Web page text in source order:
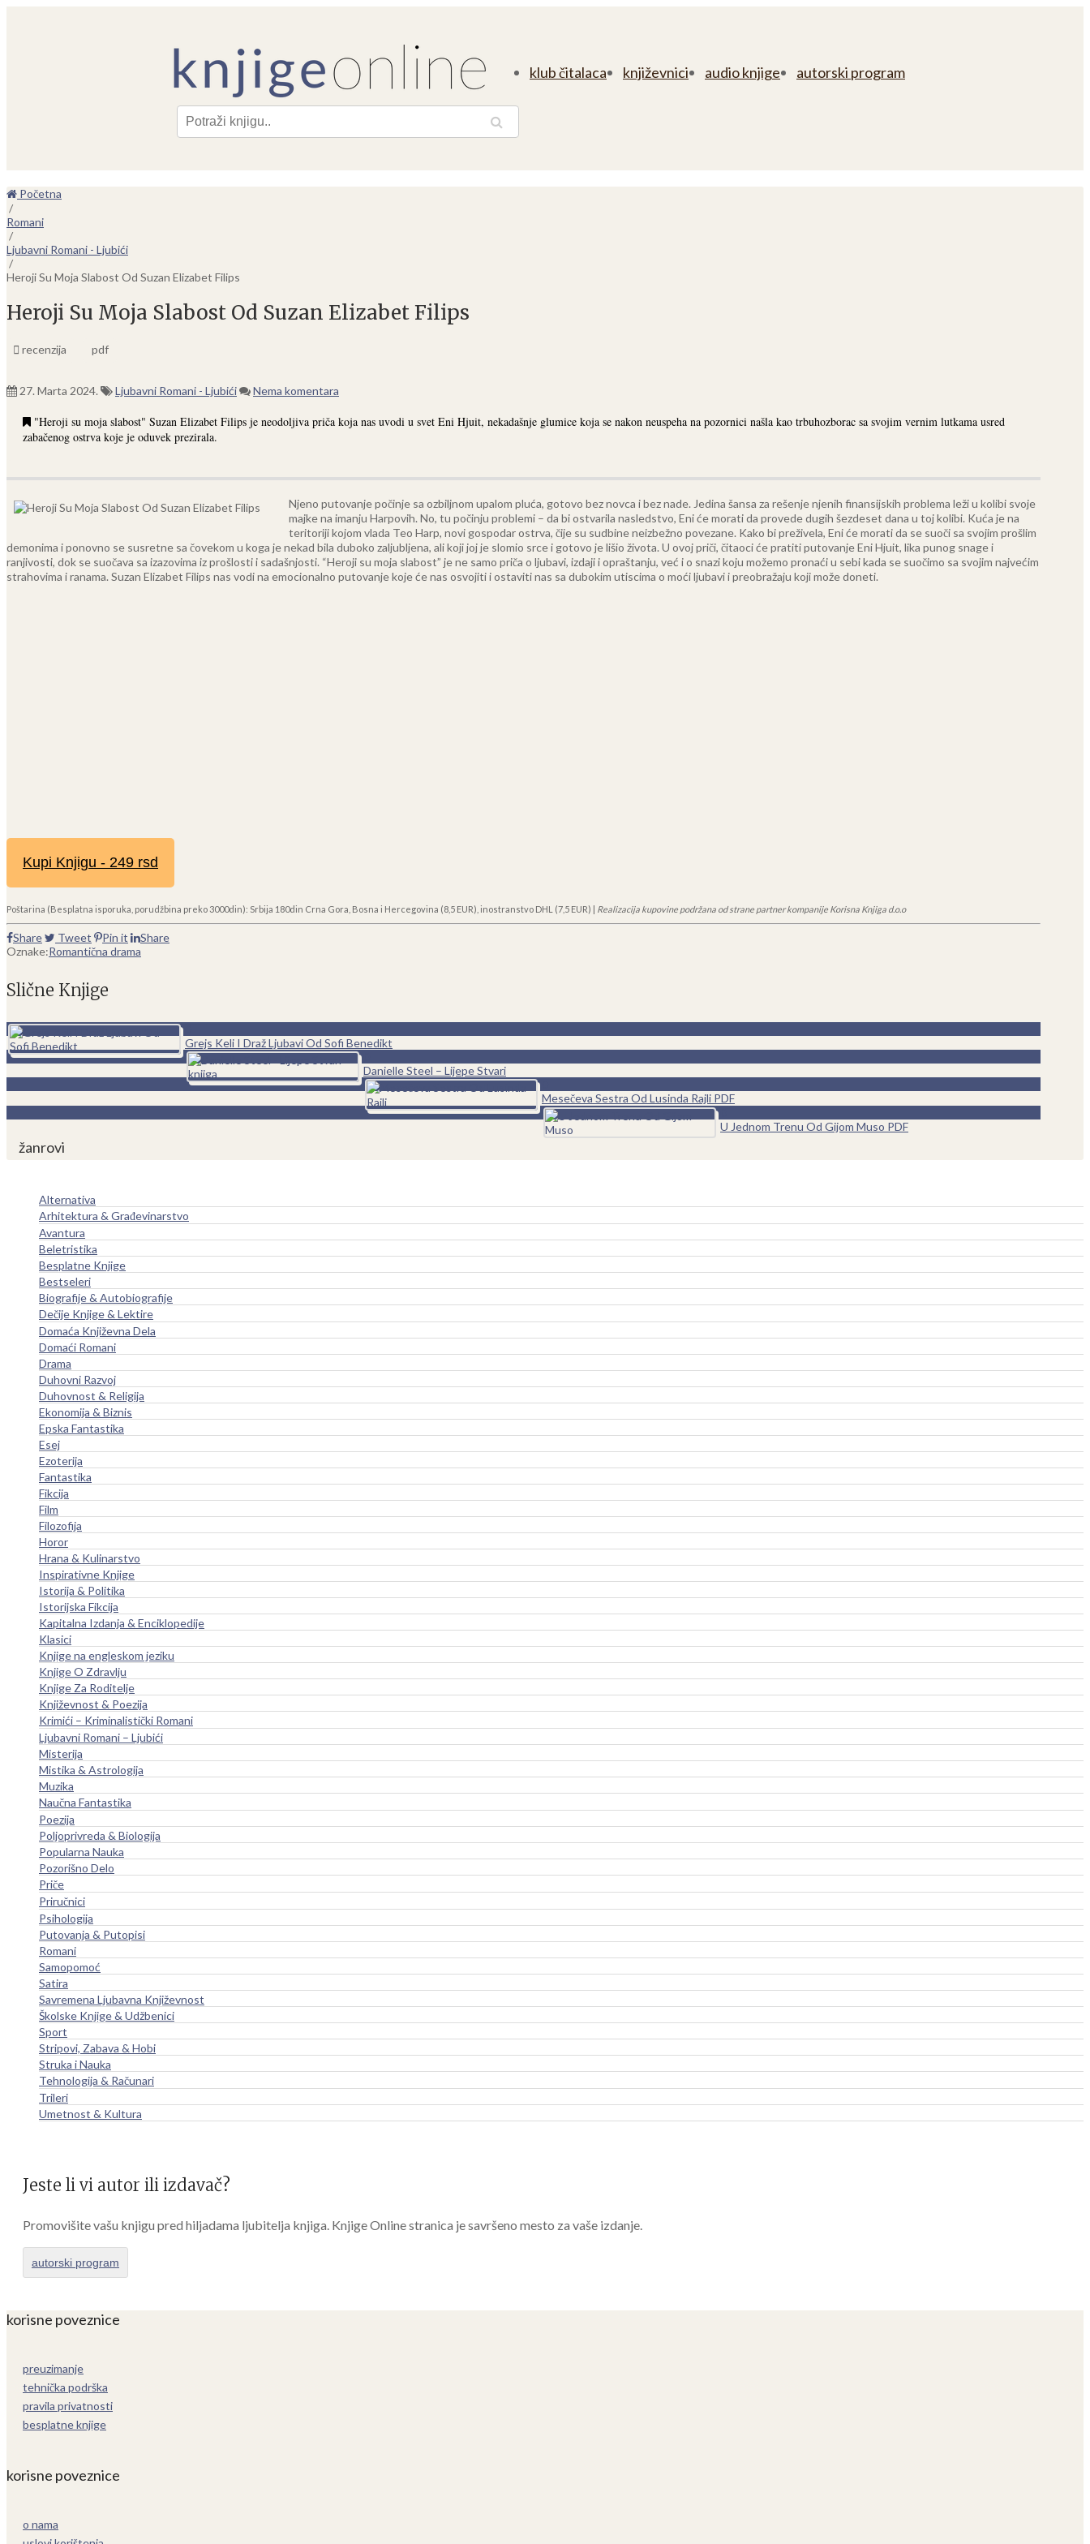
klub čitalaca književnici audio knjige autorski program
Početna
/
Romani
/
Ljubavni Romani - Ljubići
/
Heroji Su Moja Slabost Od Suzan Elizabet Filips
Heroji Su Moja Slabost Od Suzan Elizabet Filips
recenzija pdf
27. Marta 2024. Ljubavni Romani - Ljubići Nema komentara
"Heroji su moja slabost" Suzan Elizabet Filips je neodoljiva priča koja nas uvodi u svet Eni Hjuit, nekadašnje glumice koja se nakon neuspeha na pozornici našla kao trbuhozborac sa svojim vernim lutkama usred
zabačenog ostrva koje je oduvek prezirala.
Njeno putovanje počinje sa ozbiljnom upalom pluća, gotovo bez novca i bez nade. Jedina šansa za rešenje njenih finansijskih problema leži u kolibi svoje
majke na imanju Harpovih. No, tu počinju problemi – da bi ostvarila nasledstvo, Eni će morati da provede dugih šezdeset dana u toj kolibi. Kuća je na
teritoriji kojom vlada Teo Harp, novi gospodar ostrva, čije su sudbine neizbežno povezane. Kako bi preživela, Eni će morati da se suoči sa svojim prošlim
demonima i ponovno se susretne sa čovekom u koga je nekad bila duboko zaljubljena, ali koji joj je slomio srce i gotovo je lišio života. U ovoj priči, čitaoci će pratiti putovanje Eni Hjuit, lika punog snage i
ranjivosti, dok se suočava sa izazovima iz prošlosti i sadašnjosti. “Heroji su moja slabost” je ne samo priča o ljubavi, izdaji i opraštanju, već i o snazi koju možemo pronaći u sebi kada se suočimo sa svojim najvećim
strahovima i ranama. Suzan Elizabet Filips nas vodi na emocionalno putovanje koje će nas osvojiti i ostaviti nas sa dubokim utiscima o moći ljubavi i preobražaju koji može doneti.
Kupi Knjigu - 249 rsd
Poštarina (Besplatna isporuka, porudžbina preko 3000din): Srbija 180din Crna Gora, Bosna i Hercegovina (8,5 EUR), inostranstvo DHL (7,5 EUR) | Realizacija kupovine podržana od strane partner kompanije Korisna Knjiga d.o.o
Share Tweet Pin it
Share
Oznake:Romantična drama
Slične Knjige
Grejs Keli I Draž Ljubavi Od Sofi Benedikt
Danielle Steel – Lijepe Stvari
Mesečeva Sestra Od Lusinda Rajli PDF
U Jednom Trenu Od Gijom Muso PDF
žanrovi
Alternativa
Arhitektura & Građevinarstvo
Avantura
Beletristika
Besplatne Knjige
Bestseleri
Biografije & Autobiografije
Dečije Knjige & Lektire
Domaća Književna Dela
Domaći Romani
Drama
Duhovni Razvoj
Duhovnost & Religija
Ekonomija & Biznis
Epska Fantastika
Esej
Ezoterija
Fantastika
Fikcija
Film
Filozofija
Horor
Hrana & Kulinarstvo
Inspirativne Knjige
Istorija & Politika
Istorijska Fikcija
Kapitalna Izdanja & Enciklopedije
Klasici
Knjige na engleskom jeziku
Knjige O Zdravlju
Knjige Za Roditelje
Književnost & Poezija
Krimići – Kriminalistički Romani
Ljubavni Romani – Ljubići
Misterija
Mistika & Astrologija
Muzika
Naučna Fantastika
Poezija
Poljoprivreda & Biologija
Popularna Nauka
Pozorišno Delo
Priče
Priručnici
Psihologija
Putovanja & Putopisi
Romani
Samopomoć
Satira
Savremena Ljubavna Književnost
Školske Knjige & Udžbenici
Sport
Stripovi, Zabava & Hobi
Struka i Nauka
Tehnologija & Računari
Trileri
Umetnost & Kultura
Jeste li vi autor ili izdavač?
Promovišite vašu knjigu pred hiljadama ljubitelja knjiga. Knjige Online stranica je savršeno mesto za vaše izdanje.
autorski program
korisne poveznice
preuzimanje
tehnička podrška
pravila privatnosti
besplatne knjige
korisne poveznice
o nama